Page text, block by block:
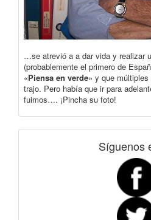
…se atrevió a a dar vida y realizar
(probablemente el primero de
«Piensa en verde» y que
trajo. Pero había que ir para
fuimos…. ¡Pincha su foto!
Síguenos